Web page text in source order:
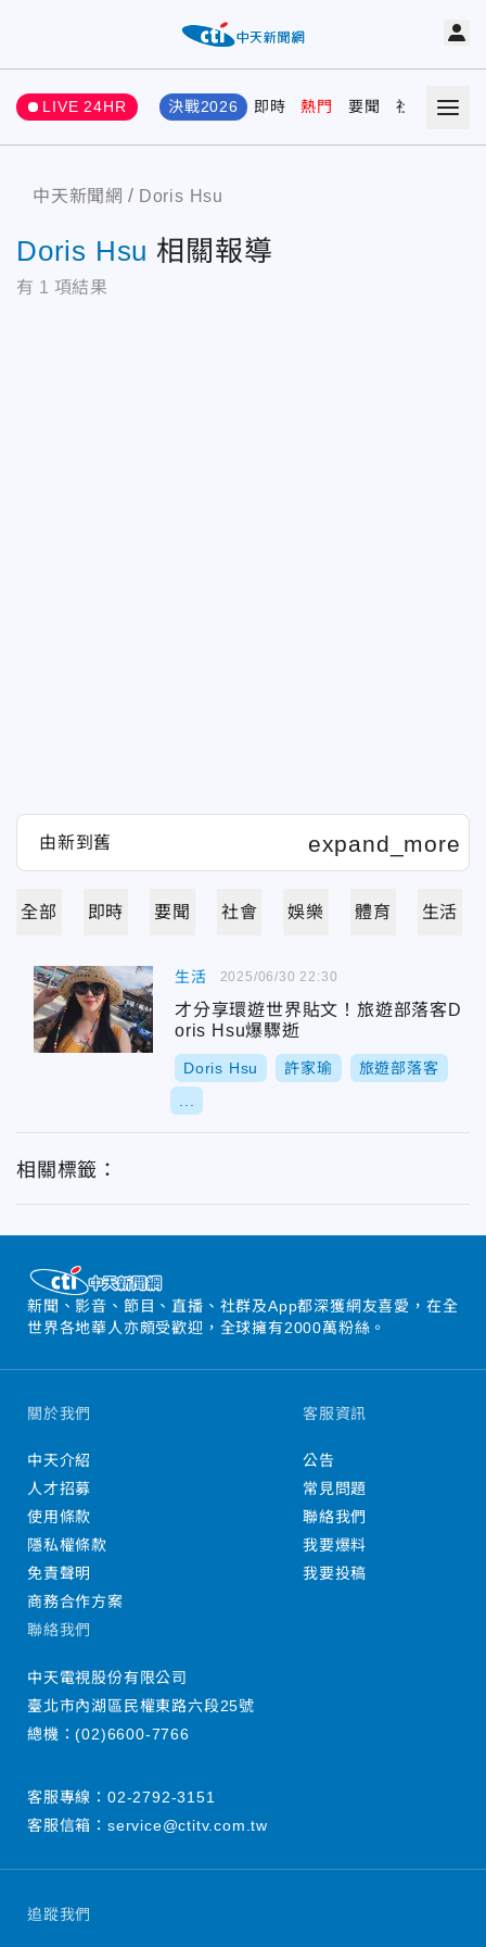
LIVE 24HR 決戰2026 即時 熱門 要聞 社會 娛樂
中天新聞網 Doris Hsu
Doris Hsu 相關報導
有 1 項結果
全部 即時 要聞 社會 娛樂 體育 生活
生活
才分享環遊世界貼文！旅遊部落客D
oris Hsu爆驟逝
Doris Hsu 許家瑜 旅遊部落客
2025/06/30 22:30
相關標籤：
新聞、影音、節目、直播、社群及App都深獲網友喜愛，在全
世界各地華人亦頗受歡迎，全球擁有2000萬粉絲。
追蹤我們
關於我們
中天介紹
人才招募
使用條款
隱私權條款
免責聲明
商務合作方案
客服資訊
公告
常見問題
聯絡我們
我要爆料
我要投稿
聯絡我們
中天電視股份有限公司
臺北市內湖區民權東路六段25號
總機：(02)6600-7766
客服專線： 02-2792-3151
客服信箱： service@ctitv.com.tw